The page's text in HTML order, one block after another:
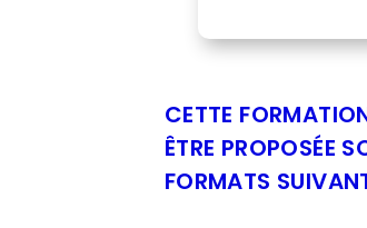
CETTE
ÊTRE PROPOSÉE
FORMATS